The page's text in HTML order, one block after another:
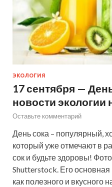
ЭКОЛОГИЯ
17 сентября —
новости экологии
Оставьте комментарий
День сока – популярный,
который уже отмечают в
сок и будьте здоровы!
Shutterstock. Его основная
как полезного и вкусного